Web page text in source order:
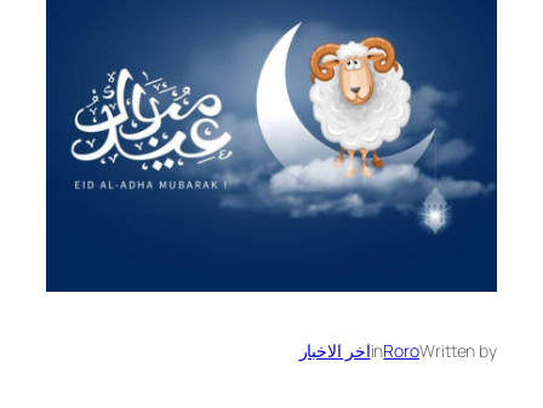
Written by
Roro
inاخر الاخبار